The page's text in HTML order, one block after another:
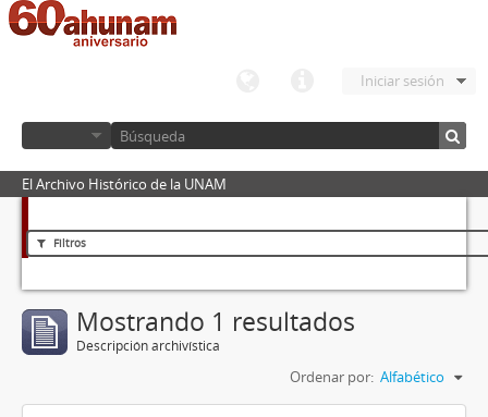
Iniciar sesión
El Archivo Histórico de la UNAM
Filtros
Mostrando 1 resultados
Descripción archivística
Ordenar por: Alfabético